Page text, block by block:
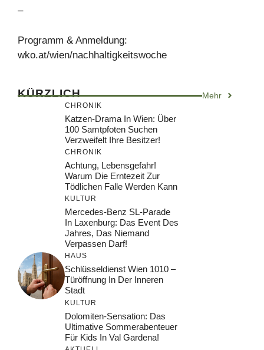
–
Programm & Anmeldung:
wko.at/wien/nachhaltigkeitswoche
KÜRZLICH Mehr
CHRONIK
Katzen-Drama In Wien: Über
100 Samtpfoten Suchen
Verzweifelt Ihre Besitzer!
CHRONIK
Achtung, Lebensgefahr!
Warum Die Erntezeit Zur
Tödlichen Falle Werden Kann
KULTUR
Mercedes-Benz SL-Parade
In Laxenburg: Das Event Des
Jahres, Das Niemand
Verpassen Darf!
HAUS
Schlüsseldienst Wien 1010 –
Türöffnung In Der Inneren
Stadt
KULTUR
Dolomiten-Sensation: Das
Ultimative Sommerabenteuer
Für Kids In Val Gardena!